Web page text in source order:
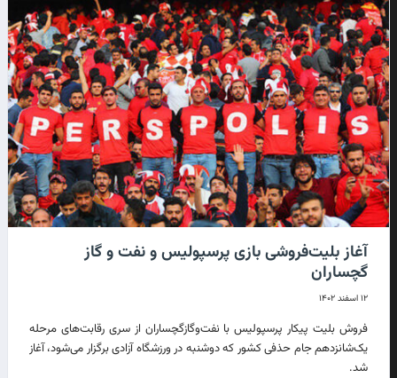
آغاز بلیت‌فروشی بازی پرسپولیس و نفت و گاز
گچساران
۱۲ اسفند ۱۴۰۲
فروش بلیت پیکار پرسپولیس با نفت‌و‌گازگچساران از سری رقابت‌های مرحله
یک‌شانزدهم جام حذفی کشور که دوشنبه در ورزشگاه آزادی برگزار می‌شود، آغاز
شد.